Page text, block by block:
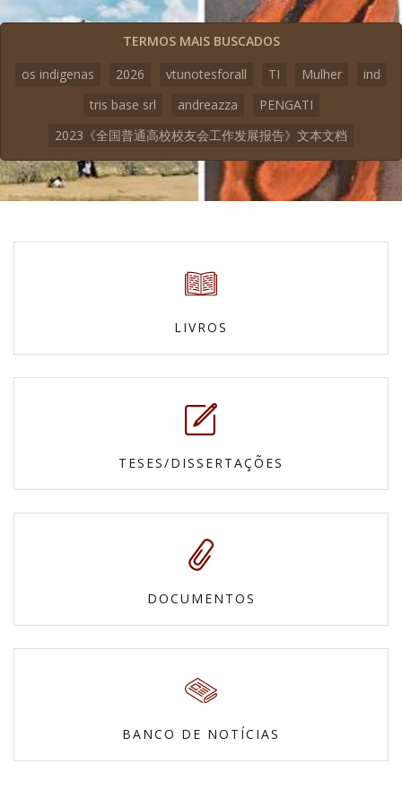
TERMOS MAIS BUSCADOS
os indigenas
2026 vtunotesforall TI Mulher
ind
tris base srl
andreazza
PENGATI
2023《全国普通高校校友会工作发展报告》文本文档
LIVROS
TESES/DISSERTAÇÕES
DOCUMENTOS
BANCO DE NOTÍCIAS